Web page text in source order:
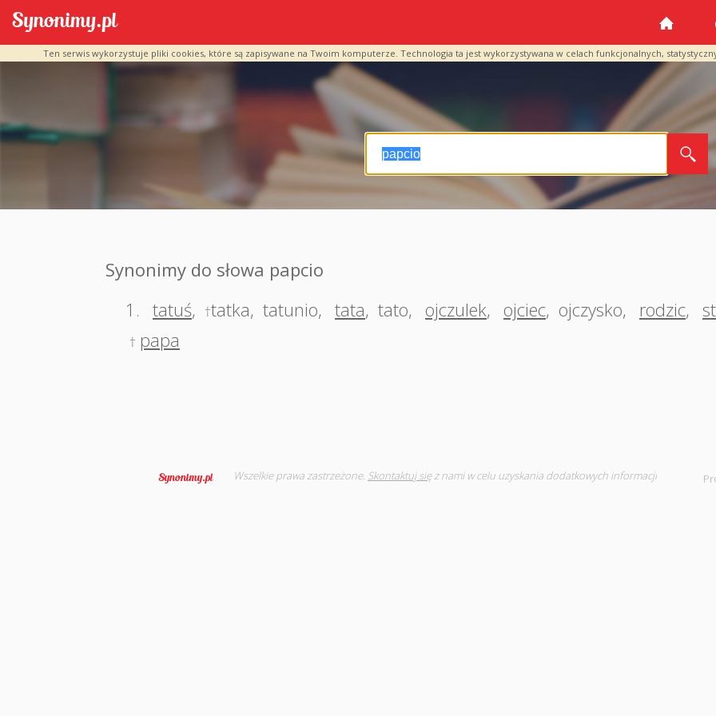
Ten serwis wykorzystuje pliki cookies, które są zapisywane na Twoim komputerze. Technologia ta jest wykorzystywana w celach funkcjonalnych,
Synonimy do słowa papcio
1. tatuś, †tatka, tatunio, tata, tato, ojczulek, ojciec, ojczysko, rodzic,
† papa
Wszelkie prawa zastrzeżone. Skontaktuj sięz nami w celu uzyskania dodatkowych informacji